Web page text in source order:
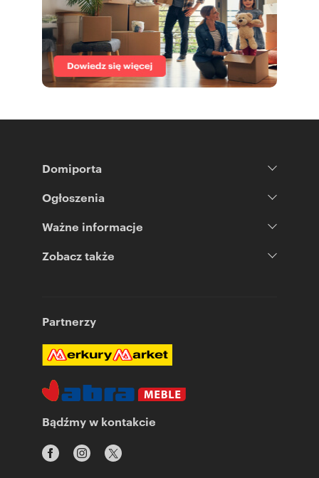
Domiporta
Ogłoszenia
Ważne informacje
Zobacz także
Partnerzy
Bądźmy w kontakcie